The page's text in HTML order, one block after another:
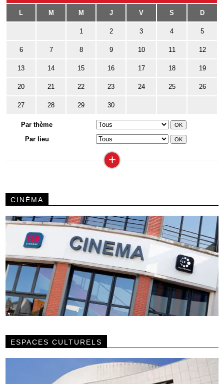
L M M J V S D
1 2 3 4 5
6 7 8 9 10 11 12
13 14 15 16 17 18 19
20 21 22 23 24 25 26
27 28 29 30
Par thème
Par lieu
+
CINÉMA
ESPACES CULTURELS